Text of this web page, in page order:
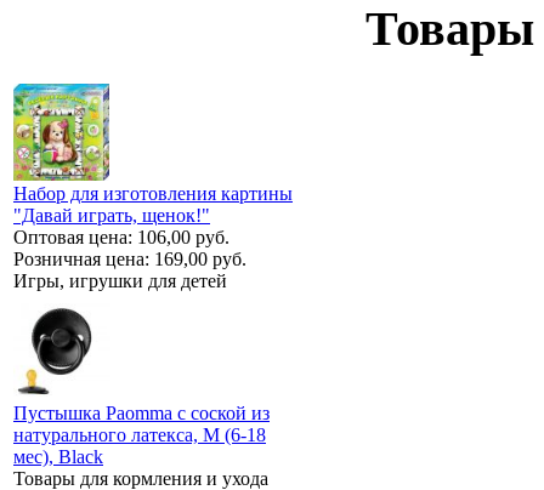
Товары
Набор для изготовления картины
"Давай играть, щенок!"
Оптовая цена: 106,00 руб.
Розничная цена: 169,00 руб.
Игры, игрушки для детей
Пустышка Paomma с соской из
натурального латекса, M (6-18
мес), Black
Товары для кормления и ухода